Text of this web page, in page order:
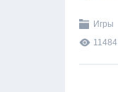
Игры
11484